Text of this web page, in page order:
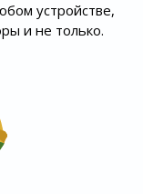
устройстве,
и не только.